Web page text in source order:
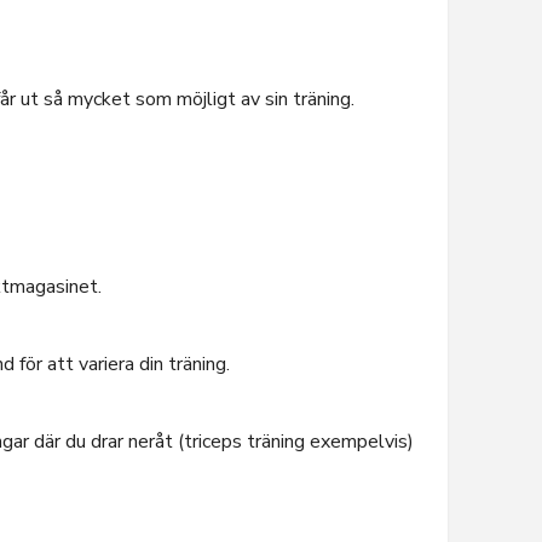
ut så mycket som möjligt av sin träning.
för att variera din träning.
där du drar neråt (triceps träning exempelvis)